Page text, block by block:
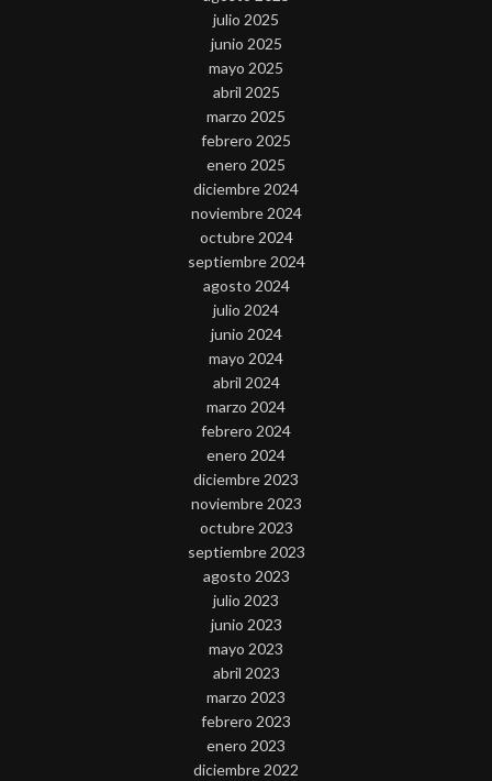
julio 2025
junio 2025
mayo 2025
abril 2025
marzo 2025
febrero 2025
enero 2025
diciembre 2024
noviembre 2024
octubre 2024
septiembre 2024
agosto 2024
julio 2024
junio 2024
mayo 2024
abril 2024
marzo 2024
febrero 2024
enero 2024
diciembre 2023
noviembre 2023
octubre 2023
septiembre 2023
agosto 2023
julio 2023
junio 2023
mayo 2023
abril 2023
marzo 2023
febrero 2023
enero 2023
diciembre 2022